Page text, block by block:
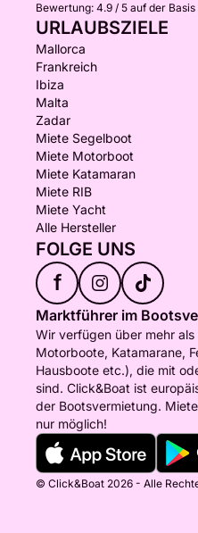
Bewertung: 4.9 / 5 auf der
URLAUBSZIELE
Mallorca
Frankreich
Ibiza
Malta
Zadar
Miete Segelboot
Miete Motorboot
Miete Katamaran
Miete RIB
Miete Yacht
Alle Hersteller
FOLGE UNS
f
Marktführer im
Wir verfügen über mehr
Motorboote, Katamarane,
Hausboote etc.), die mit
sind. Click&Boat ist
der Bootsvermietung.
nur möglich!
© Click&Boat 2026 - Alle